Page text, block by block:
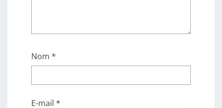
Nom *
E-mail *